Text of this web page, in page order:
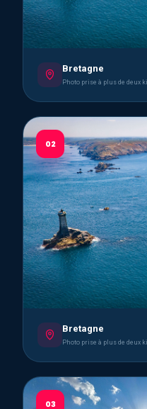
Bretagne
Photo prise à plus de deux
02
Bretagne
Photo prise à plus de deux
03